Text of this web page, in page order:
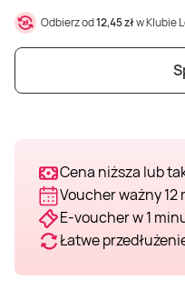
Odbierz od12,45 złw Klubie
Cena niższa lub
Voucher ważny 12
E-voucher w 1
Łatwe